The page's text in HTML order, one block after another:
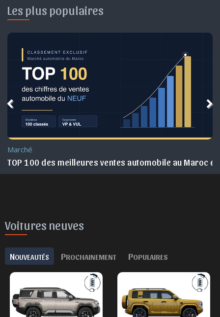
Les plus populaires
Marché
TOP 100 des meilleures ventes automobile au Maroc
Voitures neuves
NOUVEAUTÉS PROCHAINEMENT POPULAIRES